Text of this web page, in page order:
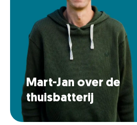
Mart-Jan over de
thuisbatterij